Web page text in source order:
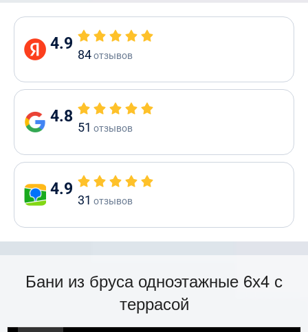
4.9
84отзывов
4.8
51 отзывов
4.9
31 отзывов
Бани из бруса одноэтажные 6х4 с
террасой